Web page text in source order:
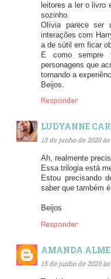
leitores a ler o livro
sozinho.
Olívia parece ser
interações com
a de sútil em ficar
E como sempre
personagens que
tornando a
Beijos.
Responder
LUDYANNE
13 de junho de 2020 às
Ah, realmente
Essa trilogia está
Estou precisando
saber que também
Beijos
Responder
AMANDA
15 de junho de 2020 às